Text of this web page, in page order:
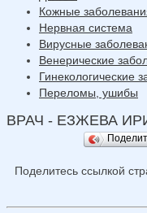
Кожные
Нервная система
Вирусные
Венерические
Гинекологические
Переломы, ушибы
ВРАЧ - ЕЗЖЕВА
Поделитесь ссылкой